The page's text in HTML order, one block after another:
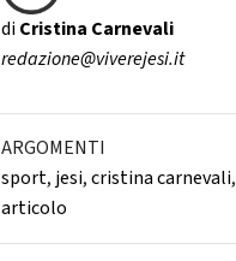
diCristina Carnevali
redazione@viverejesi.it
ARGOMENTI
sport, jesi,cristina carnevali,
articolo